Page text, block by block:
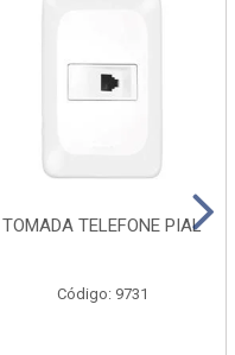
TOMADA TELEFONE PIAL
Código: 9731